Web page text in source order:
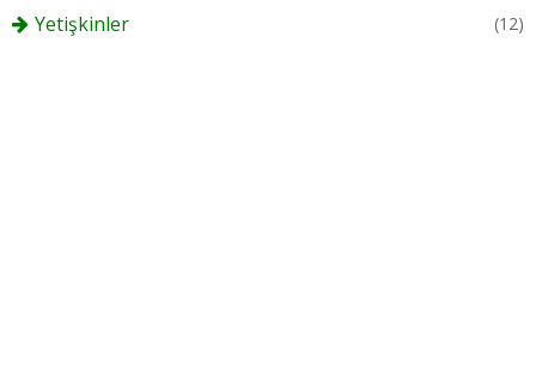
Yetişkinler (12)